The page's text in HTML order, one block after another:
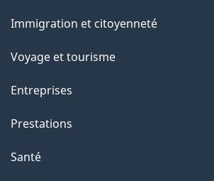
sujets
Immigration et citoyenneté
Voyage et tourisme
Entreprises
Prestations
Santé